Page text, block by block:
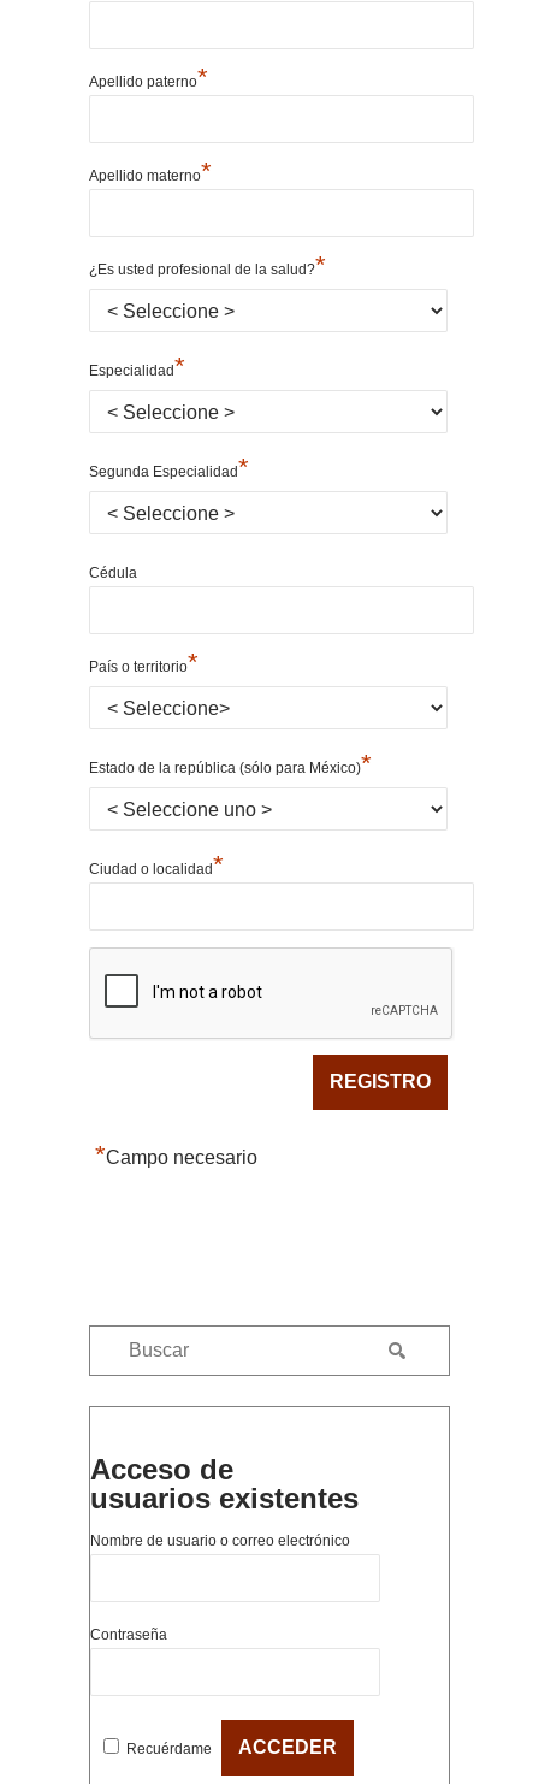
Apellido paterno*
Apellido materno*
¿Es usted profesional de la salud?*
Especialidad*
Segunda Especialidad*
Cédula
País o territorio*
Estado de la república (sólo para México)*
Ciudad o localidad*
*Campo necesario
Acceso de
usuarios existentes
Nombre de usuario o correo electrónico
Contraseña
Recuérdame